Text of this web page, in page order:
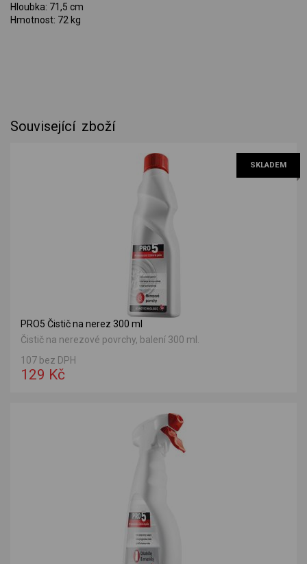
Hloubka: 71,5 cm
Hmotnost: 72 kg
Související zboží
SKLADEM
PRO5 Čistič na nerez 300 ml
Čistič na nerezové povrchy, balení 300 ml.
107 bez DPH
129 Kč